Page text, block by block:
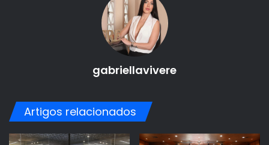
gabriellavivere
Artigos relacionados